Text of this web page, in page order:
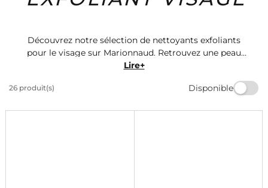
Découvrez notre sélection de nettoyants exfoliants
pour le visage sur Marionnaud. Retrouvez une peau
douce et éclatante grâce à nos produits de qualité.
en bonne santé. Trouvez le nettoyant exfoliant idéal
Lire+
26 produit(s) Disponible